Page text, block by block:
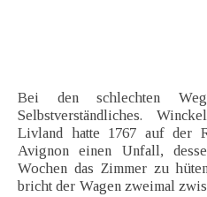
Bei den schlechten
Selbstverständliches.
Livland hatte 1767 auf der
Avignon einen Unfall,
Wochen das Zimmer zu
bricht der Wagen zweimal